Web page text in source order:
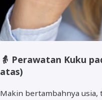
👵 Perawatan Kuku
atas)
Makin bertambahnya